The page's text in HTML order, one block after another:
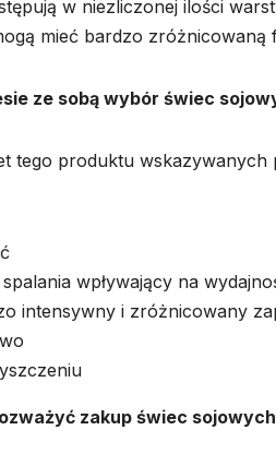
w niezliczonej ilości
mieć bardzo zróżnicowaną
ze sobą wybór świec
tego produktu
wpływający na
intensywny i zróżnicowany
zakup świec